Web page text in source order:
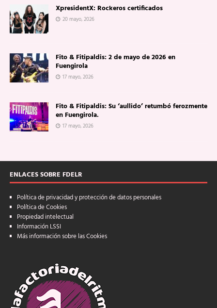
XpresidentX: Rockeros certificados
20 mayo, 2026
Fito & Fitipaldis: 2 de mayo de 2026 en
Fuengirola
17 mayo, 2026
Fito & Fitipaldis: Su ‘aullido’ retumbó ferozmente
en Fuengirola.
17 mayo, 2026
ENLACES SOBRE FDELR
Política de privacidad y protección de datos personales
Política de Cookies
Propiedad intelectual
Información LSSI
Más información sobre las Cookies